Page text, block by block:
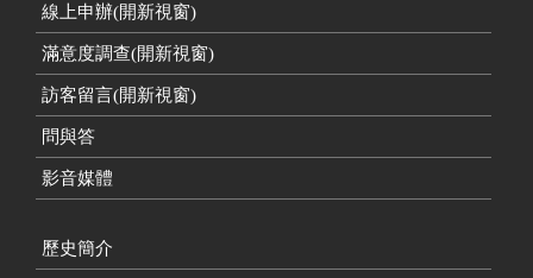
線上申辦(開新視窗)
滿意度調查(開新視窗)
訪客留言(開新視窗)
問與答
影音媒體
歷史簡介